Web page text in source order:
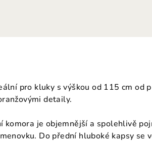
pro kluky s výškou od 115 cm od
detaily.
je objemnější a spolehlivě
Do přední hluboké kapsy